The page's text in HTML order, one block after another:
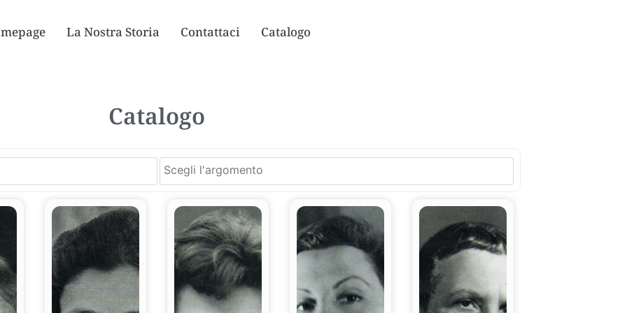
La Nostra Storia Contattaci Catalogo
Catalogo